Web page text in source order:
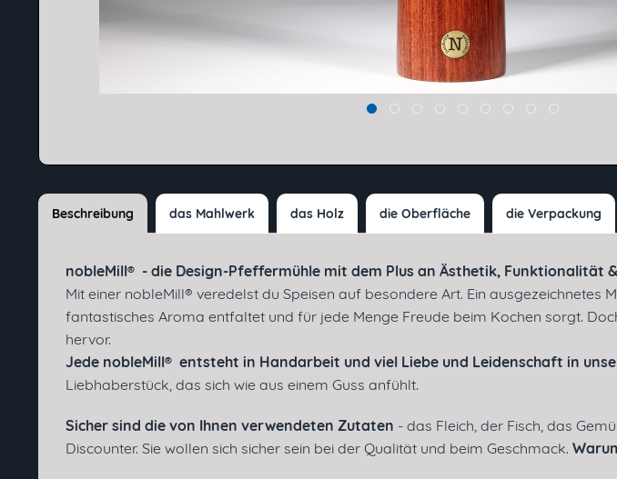
Beschreibung das Mahlwerk das Holz die Oberfläche die Verpackung
nobleMill® - die Design-Pfeffermühle mit dem Plus an Ästhetik, Funktionalität
Mit einer nobleMill® veredelst du Speisen auf besondere Art. Ein
fantastisches Aroma entfaltet und für jede Menge Freude beim Kochen sorgt.
hervor.
Jede nobleMill® entsteht in Handarbeit und viel Liebe und Leidenschaft in
Liebhaberstück, das sich wie aus einem Guss anfühlt.
Sicher sind die von Ihnen verwendeten Zutaten - das Fleich, der Fisch, das
Discounter. Sie wollen sich sicher sein bei der Qualität und beim Geschmack.